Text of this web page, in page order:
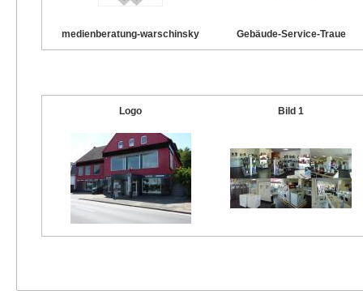
medienberatung-warschinsky Gebäude-Service-Traue
Logo Bild 1